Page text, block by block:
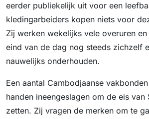
eerder publiekelijk uit voor een
kledingarbeiders kopen niets voor
Zij werken wekelijks vele overuren en
eind van de dag nog steeds zichzelf
nauwelijks onderhouden.
Een aantal Cambodjaanse
handen ineengeslagen om de eis van
zetten. Zij vragen de merken om te